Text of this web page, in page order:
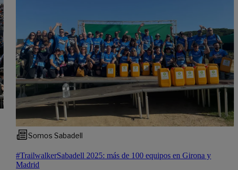
Somos Sabadell
#TrailwalkerSabadell 2025: más de 100 equipos en Girona y
Madrid